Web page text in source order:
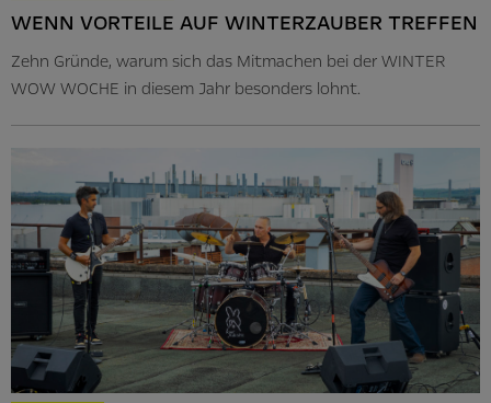
WENN VORTEILE AUF WINTERZAUBER TREFFEN
Zehn Gründe, warum sich das Mitmachen bei der WINTER
WOW WOCHE in diesem Jahr besonders lohnt.